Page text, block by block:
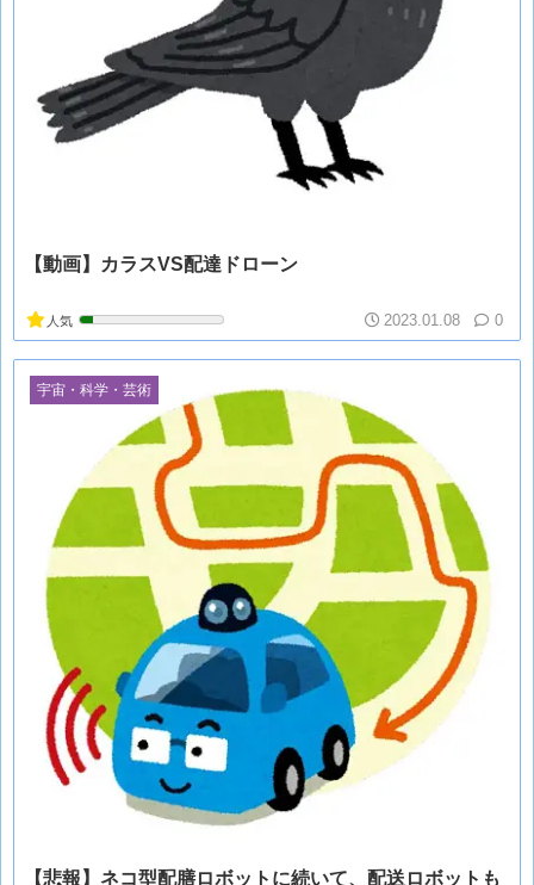
【動画】カラスVS配達ドローン
人気 2023.01.08 0
宇宙・科学・芸術
【悲報】ネコ型配膳ロボットに続いて、配送ロボットも